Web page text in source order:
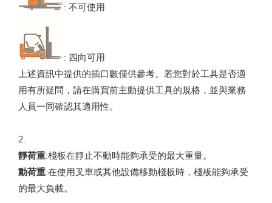
: 不可使用
: 四向可用
上述資訊中提供的插口數僅供參考。若您對於工具是否適
用有所疑問，請在購買前主動提供工具的規格，並與業務
人員一同確認其適用性。
2.
靜荷重:棧板在靜止不動時能夠承受的最大重量。
動荷重:在使用叉車或其他設備移動棧板時，棧板能夠承受
的最大負載。